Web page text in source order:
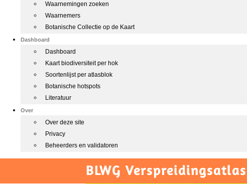
Waarnemingen zoeken
Waarnemers
Botanische Collectie op de Kaart
Dashboard
Dashboard
Kaart biodiversiteit per hok
Soortenlijst per atlasblok
Botanische hotspots
Literatuur
Over
Over deze site
Privacy
Beheerders en validatoren
BLWG